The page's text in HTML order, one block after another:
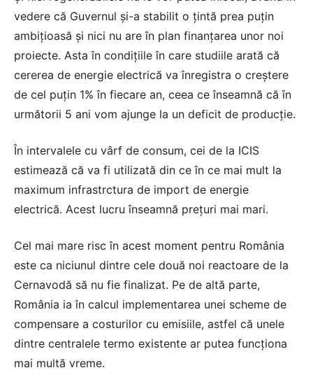
vedere că Guvernul și-a stabilit o țintă prea puțin
ambițioasă și nici nu are în plan finanțarea unor noi
proiecte. Asta în condițiile în care studiile arată că
cererea de energie electrică va înregistra o creștere
de cel puțin 1% în fiecare an, ceea ce înseamnă că în
următorii 5 ani vom ajunge la un deficit de producție.
În intervalele cu vârf de consum, cei de la ICIS
estimează că va fi utilizată din ce în ce mai mult la
maximum infrastrctura de import de energie
electrică. Acest lucru înseamnă prețuri mai mari.
Cel mai mare risc în acest moment pentru România
este ca niciunul dintre cele două noi reactoare de la
Cernavodă să nu fie finalizat. Pe de altă parte,
România ia în calcul implementarea unei scheme de
compensare a costurilor cu emisiile, astfel că unele
dintre centralele termo existente ar putea funcționa
mai multă vreme.